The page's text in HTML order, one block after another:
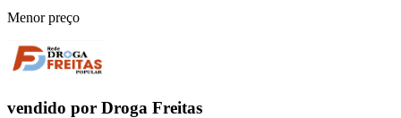
Menor preço
vendido por Droga Freitas